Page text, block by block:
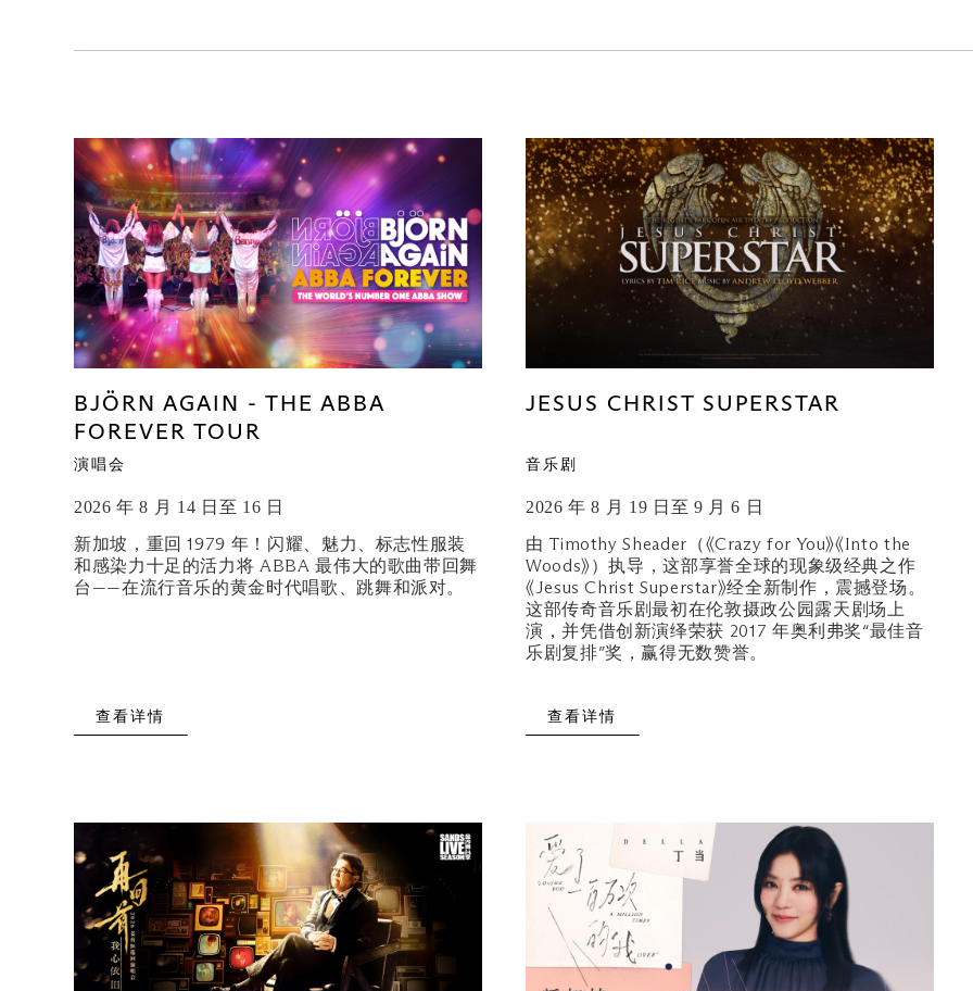
BJÖRN AGAIN - THE ABBA
FOREVER TOUR
演唱会
2026 年 8 月 14 日至 16 日
新加坡，重回 1979 年！闪耀、魅力、标志性服装
和感染力十足的活力将 ABBA 最伟大的歌曲带回舞
台——在流行音乐的黄金时代唱歌、跳舞和派对。
查看详情
JESUS CHRIST SUPERSTAR
音乐剧
2026 年 8 月 19 日至 9 月 6 日
由 Timothy Sheader（《Crazy for You》《Into the
Woods》）执导，这部享誉全球的现象级经典之作
《Jesus Christ Superstar》经全新制作，震撼登场。
这部传奇音乐剧最初在伦敦摄政公园露天剧场上
演，并凭借创新演绎荣获 2017 年奥利弗奖“最佳音
乐剧复排”奖，赢得无数赞誉。
查看详情